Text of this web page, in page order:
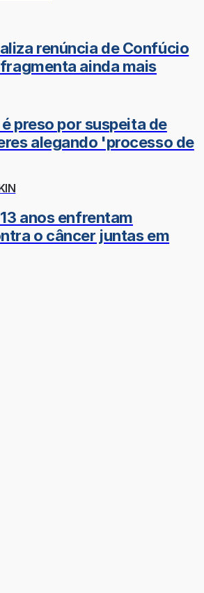
renúncia de Confúcio
ainda mais
preso por suspeita de
alegando 'processo de
anos enfrentam
o câncer juntas em